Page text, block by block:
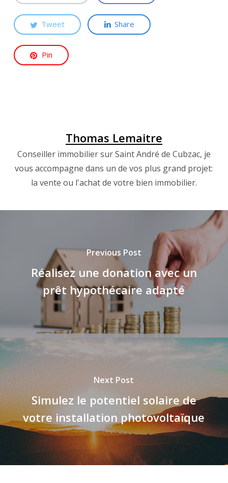
Tweet Share
Pin
Thomas Lemaitre
Conseiller immobilier sur Saint André de Cubzac, je
vous accompagne dans un de vos plus grand projet:
la vente ou l'achat de votre bien immobilier.
Previous Post
Réalisez une donation avec un
prêt hypothécaire adapté
Next Post
Simulez le potentiel solaire de
votre installation photovoltaïque